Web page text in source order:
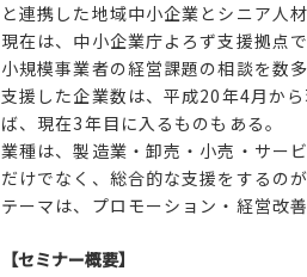
と連携した地域中小企業とシニア人
現在は、中小企業庁よろず支援拠点
小規模事業者の経営課題の相談を数
支援した企業数は、平成20年4月か
ば、現在3年目に入るものもある。
業種は、製造業・卸売・小売・サー
だけでなく、総合的な支援をするの
テーマは、プロモーション・経営改
【セミナー概要】